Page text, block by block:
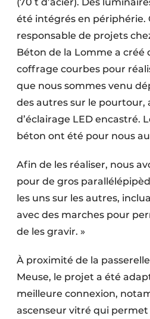
(70 t d’acier). Des
été intégrés en périphérie.
responsable de projets
Béton de la Lomme a créé
coffrage courbes pour
que nous sommes venu
des autres sur le pourtour,
d’éclairage LED encastré.
béton ont été pour nous
Afin de les réaliser, nous
pour de gros
les uns sur les autres,
avec des marches pour
de les gravir. »
À proximité de la
Meuse, le projet a été
meilleure connexion,
ascenseur vitré qui permet